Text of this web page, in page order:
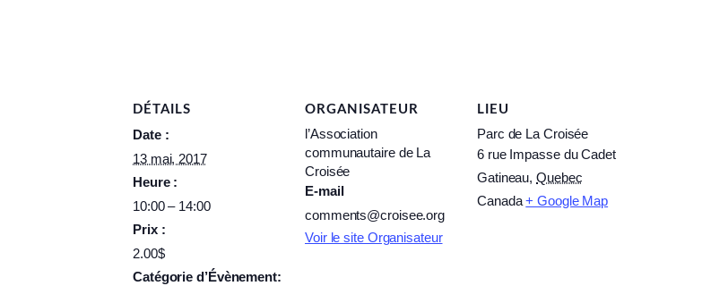
DÉTAILS
Date :
13 mai, 2017
Heure :
10:00 – 14:00
Prix :
2.00$
Catégorie d’Évènement:
ORGANISATEUR
l’Association
communautaire de La
Croisée
E-mail
comments@croisee.org
Voir le site Organisateur
LIEU
Parc de La Croisée
6 rue Impasse du Cadet
Gatineau, Quebec
Canada + Google Map